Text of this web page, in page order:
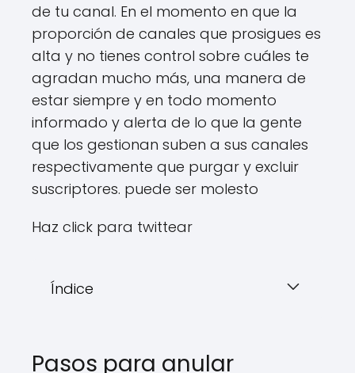
de tu canal. En el momento en que la
proporción de canales que prosigues es
alta y no tienes control sobre cuáles te
agradan mucho más, una manera de
estar siempre y en todo momento
informado y alerta de lo que la gente
que los gestionan suben a sus canales
respectivamente que purgar y excluir
suscriptores. puede ser molesto
Haz click para twittear
Índice
Pasos para anular